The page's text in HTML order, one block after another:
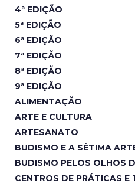
4ª EDIÇÃO
5ª EDIÇÃO
6ª EDIÇÃO
7ª EDIÇÃO
8ª EDIÇÃO
9ª EDIÇÃO
ALIMENTAÇÃO
ARTE E CULTURA
ARTESANATO
BUDISMO E A SÉTIMA
BUDISMO PELOS OLHOS
CENTROS DE PRÁTICAS E